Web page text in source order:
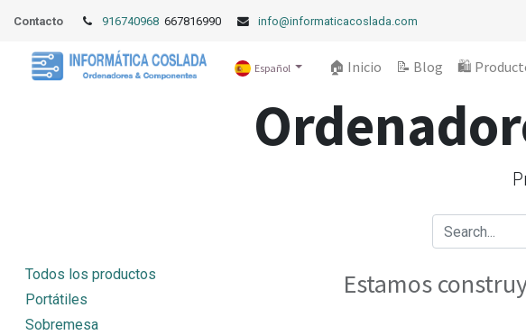
Contacto 916740968 667816990 info@informaticacoslada.com
Español 🏠 Inicio 📝 Blog 🛍️
Todos los productos
Portátiles
Sobremesa
Estamos